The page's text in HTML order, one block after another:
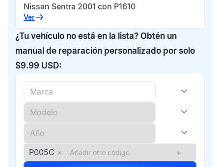
Nissan Sentra 2001 con P1610
Ver
¿Tu vehículo no está en la lista? Obtén un
manual de reparación personalizado por solo
$9.99 USD:
P005C × +